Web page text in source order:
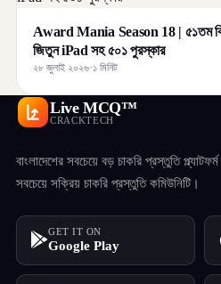
Award Mania Season 18 | ৫১তম
জিতুন iPad সহ ৫০১ পুরস্কার
২৮ জুলাই ২০২৬·১ মিনিট
Live MCQ™
CRACKTECH
বাংলাদেশের সবচেয়ে বড় চাকরি প্রস্তুতি
সবচেয়ে সক্রিয় চাকরি প্রস্তুতি কমিউনিটি।
GET IT ON
Google Play